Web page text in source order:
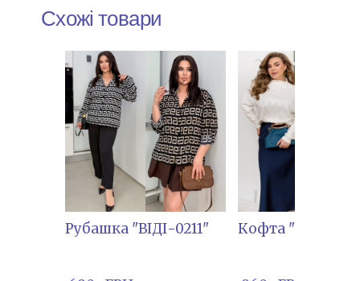
Схожі товари
Рубашка "ВІДІ-0211" Кофта "РОСТ-